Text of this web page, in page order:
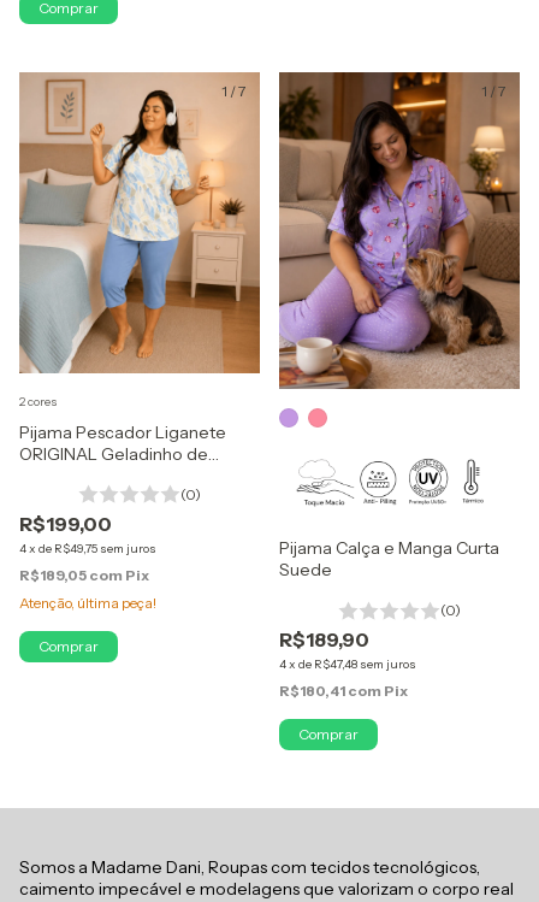
Comprar
1 /7
Pijama Pescador Liganete
ORIGINAL Geladinho de
(0)
R$199,00
4x de R$49,75 sem juros
R$189,05 com Pix
Atenção, última peça!
2 cores
Comprar
1 / 7
Pijama Calça e Manga Curta
Suede
(0)
R$189,90
4x de R$47,48 sem juros
R$180,41 com Pix
Comprar
Somos a Madame Dani, Roupas com tecidos tecnológicos,
caimento impecável e modelagens que valorizam o corpo real